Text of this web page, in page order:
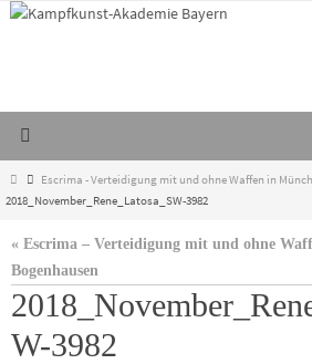
Zum
StartEscrima - Verteidigung mit und ohne Waffen in
2018_November_Rene_Latosa_SW-3982
« Escrima – Verteidigung mit und ohne
Bogenhausen
W-3982